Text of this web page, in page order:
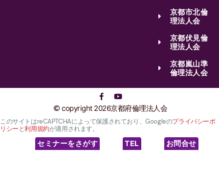
京都市北倫
理法人会
京都伏見倫
理法人会
京都嵐山準
倫理法人会
copyright 2026京都府倫理法人会
このサイトはreCAPTCHAによって保護されており、Googleのプライバシーポ
リシーと利用規約が適用されます。
セミナーをさがす TEL お問合せ